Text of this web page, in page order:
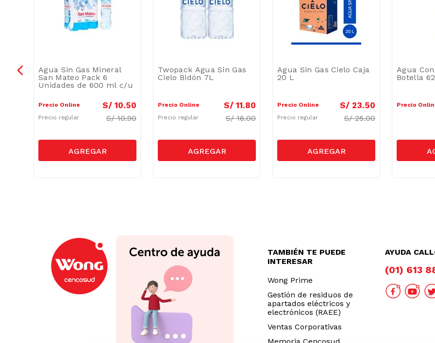
Agua Sin Gas Mineral
San Mateo Pack 6
Unidades de 600 ml c/u
Precio Online S/ 10.50
Precio regular S/10.90
Twopack Agua Sin Gas
Cielo Bidón 7L
Precio Online S/ 11.80
Precio regular S/16.00
Agua Sin Gas Cielo Caja
20 L
Precio Online S/ 23.50
Precio regular S/25.00
Agua
Botella
Precio
TAMBIÉN TE PUEDE
INTERESAR
Wong Prime
Gestión de residuos de
apartados eléctricos y
electrónicos (RAEE)
Ventas Corporativas
AYUDA
(01) 613